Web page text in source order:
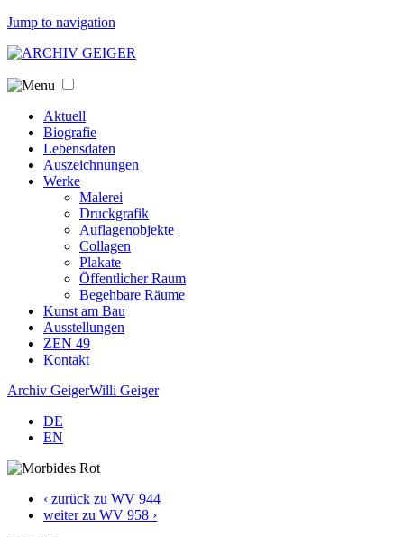
Jump to navigation
Aktuell
Biografie
Lebensdaten
Auszeichnungen
Werke
Malerei
Druckgrafik
Auflagenobjekte
Collagen
Plakate
Öffentlicher Raum
Begehbare Räume
Kunst am Bau
Ausstellungen
ZEN 49
Kontakt
Archiv GeigerWilli Geiger
DE
EN
‹ zurück zu WV 944
weiter zu WV 958 ›